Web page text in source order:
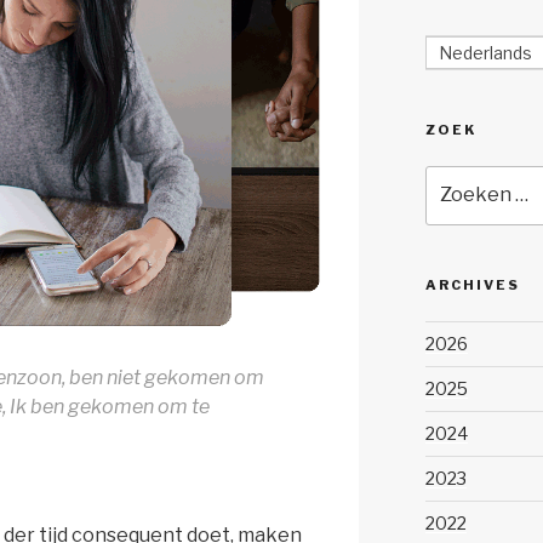
ben niet gekomen om
Ik ben gekomen om te
der tijd consequent doet, maken
Nederlands
ZOEK
naar:
ARCHIVES
2026
2025
2024
2023
2022